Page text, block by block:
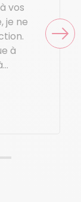
vos
je ne
à